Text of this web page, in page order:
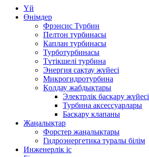
Үй
Өнімдер
Фрэнсис Турбин
Пелтон турбинасы
Каплан турбинасы
Турботурбинасы
Түтікшелі турбина
Энергия сақтау жүйесі
Микрогидротурбина
Қолдау жабдықтары
Электрлік басқару жүйесі
Турбина аксессуарлары
Басқару клапаны
Жаңалықтар
Форстер жаңалықтары
Гидроэнергетика туралы білім
Инженерлік іс